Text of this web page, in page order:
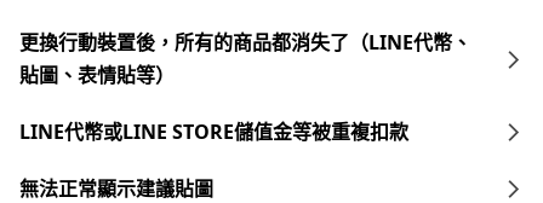
更換行動裝置後，所有的商品都消失了（LINE代幣、
貼圖、表情貼等）
LINE代幣或LINE STORE儲值金等被重複扣款
無法正常顯示建議貼圖